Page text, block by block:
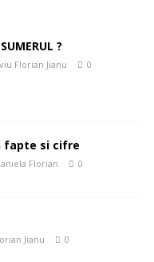
?
Florian Jianu 0
fapte si cifre
Florian 0
Jianu 0